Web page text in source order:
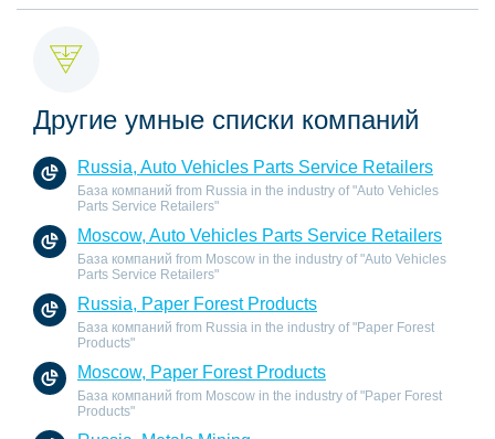
Другие умные списки компаний
Russia, Auto Vehicles Parts Service Retailers
База компаний from Russia in the industry of "Auto Vehicles
Parts Service Retailers"
Moscow, Auto Vehicles Parts Service Retailers
База компаний from Moscow in the industry of "Auto Vehicles
Parts Service Retailers"
Russia, Paper Forest Products
База компаний from Russia in the industry of "Paper Forest
Products"
Moscow, Paper Forest Products
База компаний from Moscow in the industry of "Paper Forest
Products"